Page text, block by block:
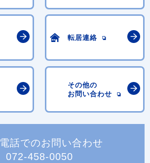
転居連絡
その他の
お問い合わせ
電話でのお問い合わせ
072-458-0050